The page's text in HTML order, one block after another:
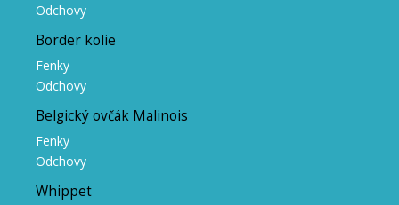
Odchovy
Border kolie
Fenky
Odchovy
Belgický ovčák Malinois
Fenky
Odchovy
Whippet